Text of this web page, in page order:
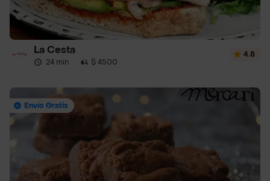
La Cesta
24 min · $ 4500
4.8
Envío Gratis